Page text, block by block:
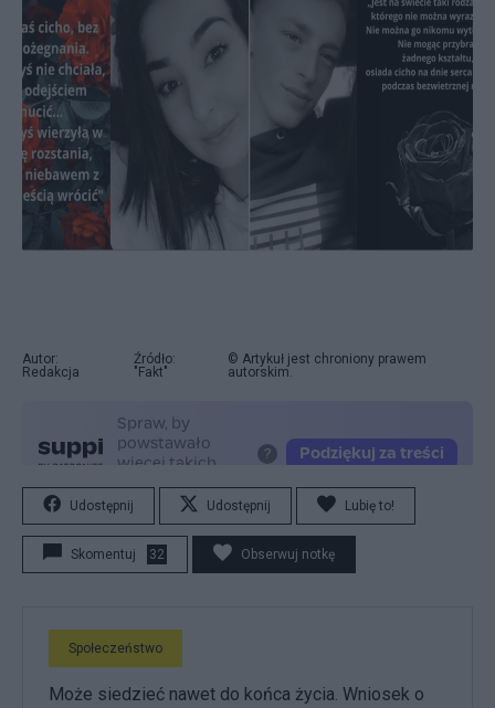
Autor:
Redakcja
Źródło:
"Fakt"
© Artykuł jest chroniony prawem
autorskim.
Udostępnij Udostępnij Lubię to!
Skomentuj 32 Obserwuj notkę
Społeczeństwo
Może siedzieć nawet do końca życia. Wniosek o